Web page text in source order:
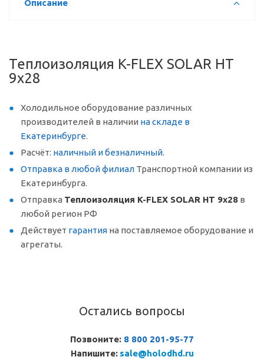
Описание
Теплоизоляция K-FLEX SOLAR HT
9x28
Холодильное оборудование различных
производителей в наличии на складе в
Екатеринбурге.
Расчёт: наличный и безналичный.
Отправка в любой филиал Транспортной компании из
Екатеринбурга.
Отправка Теплоизоляция K-FLEX SOLAR HT 9x28 в
любой регион РФ
Действует гарантия на поставляемое оборудование и
агрегаты.
Остались вопросы
Позвоните: 8 800 201-95-77
Напишите: sale@holodhd.ru